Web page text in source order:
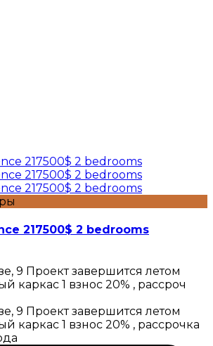
217500$ 2 bedrooms
9 Проект завершится летом
каркас 1 взнос 20% , рассроч
9 Проект завершится летом
каркас 1 взнос 20% , рассрочка